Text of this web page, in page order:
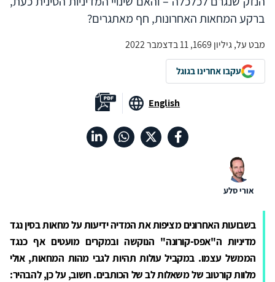
ברקע המחאות האחרונות, חף מאתגרים?
מבט על, גיליון 1669, 11 בדצמבר 2022
עקבו אחרינו בגוגל
English
אורי סלע
בשבועות האחרונים מציפות את המדיה ידיעות על מחאות בסין נגד
מדיניות ה"אפס-קורונה" הנוקשה ובמקרים מועטים אף כנגד
הממשל עצמו. במקביל עולות תהיות לגבי מהות המחאות, אולי
מלוות קורטוב של משאלות לב של הכותבים. חשוב, על כן, להבהיר: